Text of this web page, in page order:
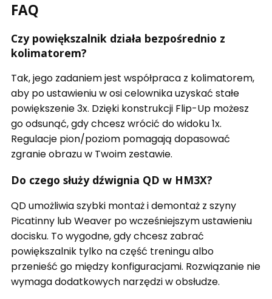
FAQ
Czy powiększalnik działa bezpośrednio z
kolimatorem?
Tak, jego zadaniem jest współpraca z kolimatorem,
aby po ustawieniu w osi celownika uzyskać stałe
powiększenie 3x. Dzięki konstrukcji Flip-Up możesz
go odsunąć, gdy chcesz wrócić do widoku 1x.
Regulacje pion/poziom pomagają dopasować
zgranie obrazu w Twoim zestawie.
Do czego służy dźwignia QD w HM3X?
QD umożliwia szybki montaż i demontaż z szyny
Picatinny lub Weaver po wcześniejszym ustawieniu
docisku. To wygodne, gdy chcesz zabrać
powiększalnik tylko na część treningu albo
przenieść go między konfiguracjami. Rozwiązanie nie
wymaga dodatkowych narzędzi w obsłudze.